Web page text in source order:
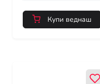
Купи веднаш